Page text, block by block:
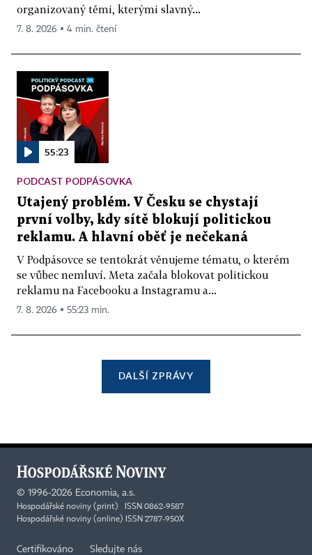
organizovaný těmi, kterými slavný...
7. 8. 2026 ▪ 4 min. čtení
55:23
PODCAST PODPÁSOVKA
Utajený problém. V Česku se chystají
první volby, kdy sítě blokují politickou
reklamu. A hlavní oběť je nečekaná
V Podpásovce se tentokrát věnujeme tématu, o kterém
se vůbec nemluví. Meta začala blokovat politickou
reklamu na Facebooku a Instagramu a...
7. 8. 2026 ▪ 55:23 min.
DALŠÍ ZPRÁVY
© 1996-2026 Economia, a.s.
Hospodářské noviny (print) ISSN 0862-9587
Hospodářské noviny (online) ISSN 2787-950X
Certifikováno Sledujte nás